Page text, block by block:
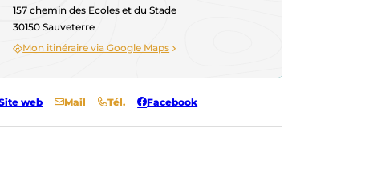
157 chemin des Ecoles et du Stade
30150 Sauveterre
Mon itinéraire via Google Maps
web Mail Tél. Facebook